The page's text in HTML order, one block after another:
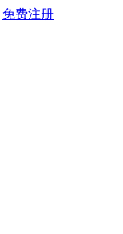
免费注册